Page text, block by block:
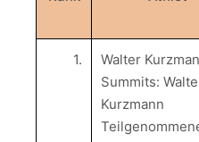
1.
Walter
Summits:
Kurzmann